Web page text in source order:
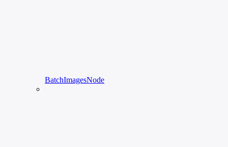
BatchImagesNode